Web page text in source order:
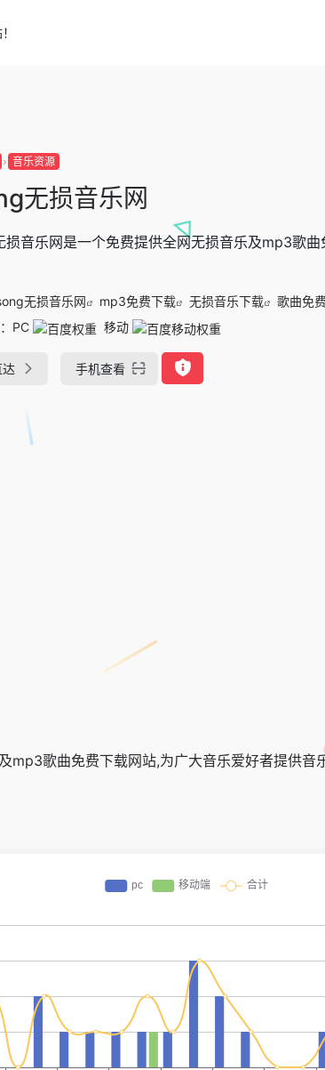
音乐资源
无损音乐网
损音乐网是一个免费提供全网无损音乐及mp3歌
无损音乐网 mp3免费下载 无损音乐下载 歌曲免
PC 移动
达 手机查看
歌曲免费下载网站,为广大音乐爱好者提供音